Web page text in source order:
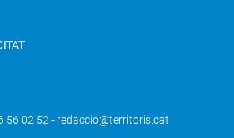
56 02 52 - redaccio@territoris.cat